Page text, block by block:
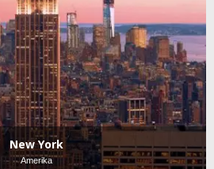
New York
Amerika